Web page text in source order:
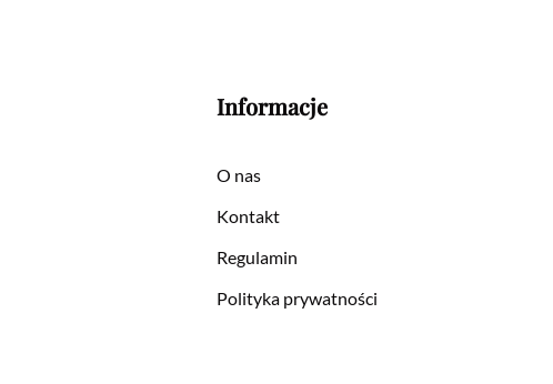
Informacje
O nas
Kontakt
Regulamin
Polityka prywatności